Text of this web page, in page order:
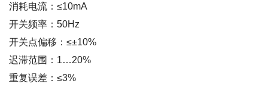
消耗电流：≤10mA
开关频率：50Hz
开关点偏移：≤±10%
迟滞范围：1…20%
重复误差：≤3%